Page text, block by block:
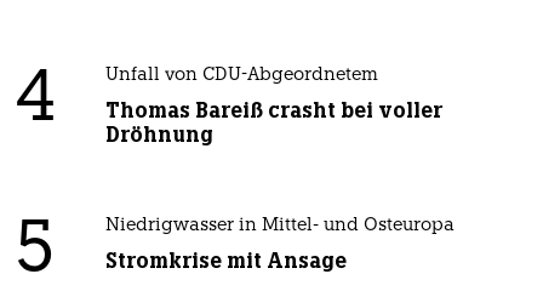
4 Unfall von CDU-Abgeordnetem
Thomas Bareiß crasht bei voller
Dröhnung
5 Niedrigwasser in Mittel- und Osteuropa
Stromkrise mit Ansage